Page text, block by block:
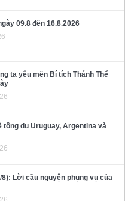
09.8 đến 16.8.2026
ta yêu mến Bí tích Thánh Thể
tông du Uruguay, Argentina và
Lời cầu nguyện phụng vụ của